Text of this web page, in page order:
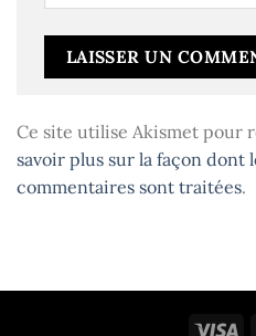
Ce site utilise Akismet pour
savoir plus sur la façon dont
commentaires sont traitées.